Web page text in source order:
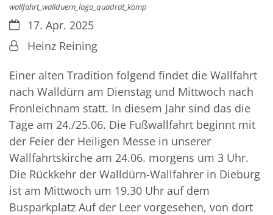
wallfahrt_wallduern_logo_quadrat_komp
Datum:17. Apr. 2025
Von:Heinz Reining
Einer alten Tradition folgend findet die Wallfahrt
nach Walldürn am Dienstag und Mittwoch nach
Fronleichnam statt. In diesem Jahr sind das die
Tage am 24./25.06. Die Fußwallfahrt beginnt mit
der Feier der Heiligen Messe in unserer
Wallfahrtskirche am 24.06. morgens um 3 Uhr.
Die Rückkehr der Walldürn-Wallfahrer in Dieburg
ist am Mittwoch um 19.30 Uhr auf dem
Busparkplatz Auf der Leer vorgesehen, von dort